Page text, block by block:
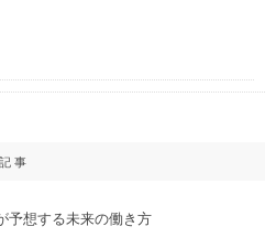
事
予想する未来の働き方